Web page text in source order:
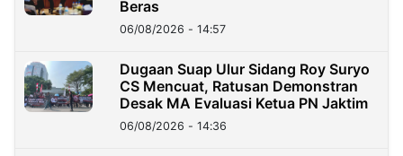
Beras
06/08/2026 - 14:57
Dugaan Suap Ulur Sidang Roy Suryo
CS Mencuat, Ratusan Demonstran
Desak MA Evaluasi Ketua PN Jaktim
06/08/2026 - 14:36